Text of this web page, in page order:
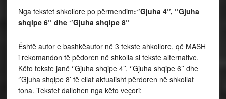
Nga tekstet shkollore po përmendim:‘’Gjuha 4’’, ‘’Gjuha
shqipe 6’’ dhe ‘’Gjuha shqipe 8’’
Është autor e bashkëautor në 3 tekste ahkollore, që MASH
i rekomandon të pëdoren në shkolla si tekste alternative.
Këto tekste janë ‘’Gjuha shqipe 4’’, ‘’Gjuha shqipe 6’’ dhe
‘’Gjuha shqipe 8’ të cilat aktualisht përdoren në shkollat
tona. Tekstet dallohen nga këto veçori: